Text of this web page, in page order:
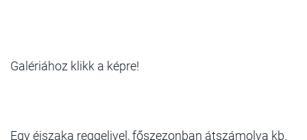
Galériához klikk a képre!
Egy éjszaka reggelivel, főszezonban átszámolva kb.